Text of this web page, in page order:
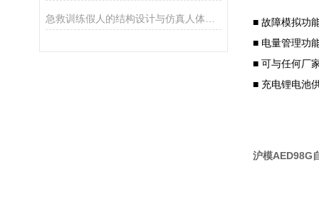
■ 故障模拟功
■ 电量管理功
■ 可与任何厂
■ 充电锂电池
沪模AED98G